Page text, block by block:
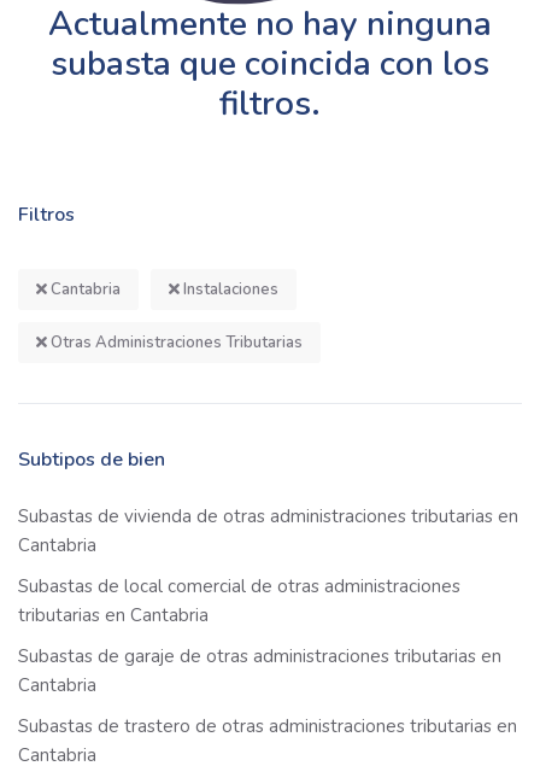
Filtros
Cantabria Instalaciones
Otras Administraciones Tributarias
Subtipos de bien
Subastas de vivienda de otras administraciones tributarias en
Cantabria
Subastas de local comercial de otras administraciones
tributarias en Cantabria
Subastas de garaje de otras administraciones tributarias en
Cantabria
Subastas de trastero de otras administraciones tributarias en
Cantabria
Actualmente no hay ninguna
subasta que coincida con los
filtros.